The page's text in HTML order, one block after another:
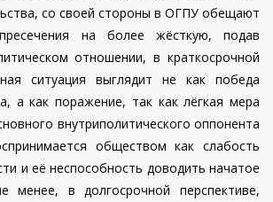
со своей стороны в ОГПУ обещают
на более жёсткую, подав
отношении, в краткосрочной
ситуация выглядит не как победа
а как поражение, так как лёгкая мера
внутриполитического оппонента
обществом как слабость
и её неспособность доводить начатое
менее, в долгосрочной перспективе,